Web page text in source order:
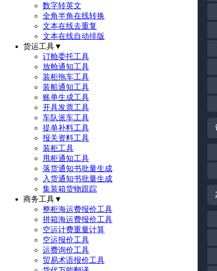
数字转英文
全角半角在线转换
文本在线去重复
文本在线自动排版
货运工具▼
订舱委托工具
放舱通知工具
装柜拖车工具
装船通知工具
账单生成工具
开具发票工具
车队派车工具
提单补料工具
报关资料工具
装柜工具
甩柜通知工具
落货通知书批量生成
入货通知书批量生成
集装箱货物跟踪
商务工具▼
整柜海运费报价工具
拼箱海运费报价工具
空运计费重量计算
空运报价工具
运费询价工具
贸易术语报价工具